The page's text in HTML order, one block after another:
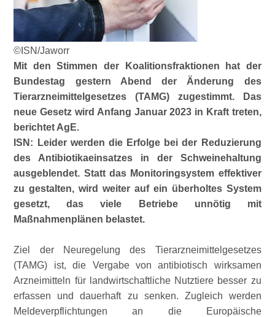
©ISN/Jaworr
Mit den Stimmen der Koalitionsfraktionen hat der
Bundestag gestern Abend der Änderung des
Tierarzneimittelgesetzes (TAMG) zugestimmt. Das
neue Gesetz wird Anfang Januar 2023 in Kraft treten,
berichtet AgE.
ISN: Leider werden die Erfolge bei der Reduzierung
des Antibiotikaeinsatzes in der Schweinehaltung
ausgeblendet. Statt das Monitoringsystem effektiver
zu gestalten, wird weiter auf ein überholtes System
gesetzt, das viele Betriebe unnötig mit
Maßnahmenplänen belastet.
Ziel der Neuregelung des Tierarzneimittelgesetzes
(TAMG) ist, die Vergabe von antibiotisch wirksamen
Arzneimitteln für landwirtschaftliche Nutztiere besser zu
erfassen und dauerhaft zu senken. Zugleich werden
Meldeverpflichtungen an die Europäische